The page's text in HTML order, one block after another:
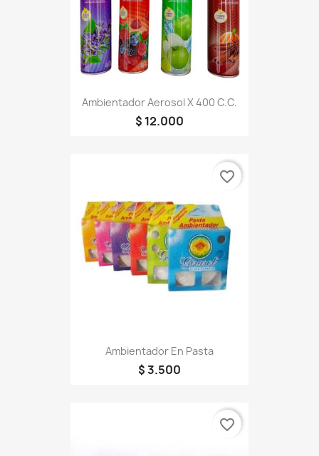
Ambientador Aerosol X 400 C.c.
$ 12.000
Ambientador En Pasta
$ 3.500
favorite_border
favorite_border